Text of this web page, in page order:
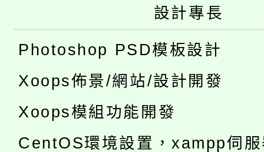
設計專長
Photoshop PSD模板設計
Xoops佈景/網站/設計開發
Xoops模組功能開發
CentOS環境設置，xampp伺